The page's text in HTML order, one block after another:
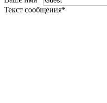
Текст сообщения*